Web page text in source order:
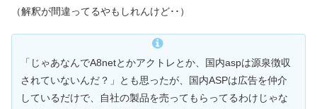
（解釈が間違ってるやもしれんけど･･）
「じゃあなんでA8netとかアクトレとか、国内aspは源泉徴収
されていないんだ？」とも思ったが、国内ASPは広告を仲介
しているだけで、自社の製品を売ってもらってるわけじゃな